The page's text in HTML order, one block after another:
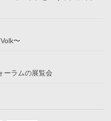
〜
ーラムの展覧会